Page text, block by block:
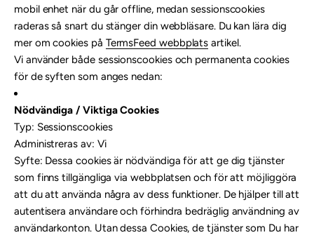
mobil enhet när du går offline, medan sessionscookies
raderas så snart du stänger din webbläsare. Du kan lära dig
mer om cookies på TermsFeed webbplats artikel.
Vi använder både sessionscookies och permanenta cookies
för de syften som anges nedan:
Nödvändiga / Viktiga Cookies
Typ: Sessionscookies
Administreras av: Vi
Syfte: Dessa cookies är nödvändiga för att ge dig tjänster
som finns tillgängliga via webbplatsen och för att möjliggöra
att du att använda några av dess funktioner. De hjälper till att
autentisera användare och förhindra bedräglig användning av
användarkonton. Utan dessa Cookies, de tjänster som Du har